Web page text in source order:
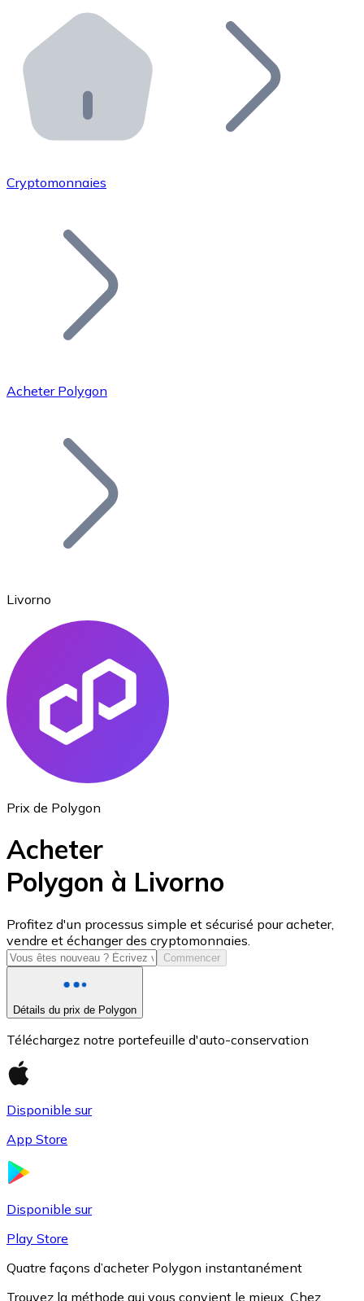
Distributeurs automatiques Bitnovo
Intégrez un ATM Bitnovo dans votre entreprise et
API Bitnovo
Intégrez notre API dans votre écosystème.
Rejoignez notre réseau de distributeurs et
Ajoutez le token de votre projet à notre service
Bitcoin
Ethereum
USD Coin
USDC
Cryptomonnaies
Acheter Polygon
Livorno
Prix de Polygon
Acheter
Polygon à Livorno
Profitez d'un processus simple et sécurisé pour acheter,
vendre et échanger des cryptomonnaies.
Commencer
Détails du prix de Polygon
Téléchargez notre portefeuille d'auto-conservation
Disponible sur
App Store
Disponible sur
Play Store
Quatre façons d’acheter Polygon instantanément
Trouvez la méthode qui vous convient le mieux. Chez